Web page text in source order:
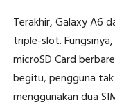
Terakhir, Galaxy A6
triple-slot.
microSD Card
begitu, pengguna
menggunakan dua